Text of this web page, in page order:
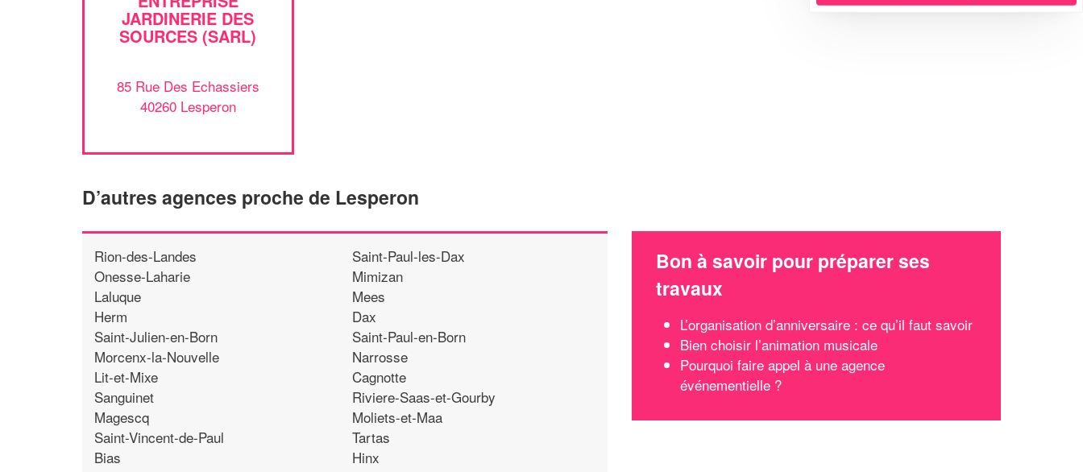
JARDINERIE DES
SOURCES (SARL)
85 Rue Des Echassiers
40260 Lesperon
D’autres agences proche de Lesperon
Rion-des-Landes
Onesse-Laharie
Laluque
Herm
Saint-Julien-en-Born
Morcenx-la-Nouvelle
Lit-et-Mixe
Sanguinet
Magescq
Saint-Vincent-de-Paul
Bias
Saint-Paul-les-Dax
Mimizan
Mees
Dax
Saint-Paul-en-Born
Narrosse
Cagnotte
Riviere-Saas-et-Gourby
Moliets-et-Maa
Tartas
Hinx
Bon à savoir pour préparer ses
travaux
L’organisation d’anniversaire : ce qu’il faut savoir
Bien choisir l’animation musicale
Pourquoi faire appel à une agence
événementielle ?